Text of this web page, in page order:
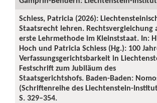
Schiess, Patricia (2026):
Staatsrecht lehren. Rechtsvergleichung
erste Lehrmethode im Kleinststaat. In:
Hoch und Patricia Schiess (Hg.): 100
Verfassungsgerichtsbarkeit in
Festschrift zum Jubiläum des
Staatsgerichtshofs. Baden-Baden:
(Schriftenreihe des Liechtenstein-
S. 329–354.